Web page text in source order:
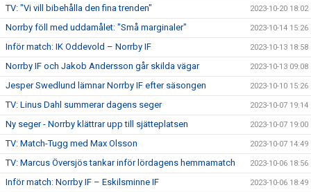
TV: "Vi vill bibehålla den fina trenden" 2023-10-20 18:02
Norrby föll med uddamålet: "Små marginaler" 2023-10-14 15:26
Inför match: IK Oddevold – Norrby IF 2023-10-13 18:58
Norrby IF och Jakob Andersson går skilda vägar 2023-10-13 09:08
Jesper Swedlund lämnar Norrby IF efter säsongen 2023-10-10 15:26
TV: Linus Dahl summerar dagens seger 2023-10-07 19:14
Ny seger - Norrby klättrar upp till sjätteplatsen 2023-10-07 19:00
TV: Match-Tugg med Max Olsson 2023-10-07 14:49
TV: Marcus Översjös tankar inför lördagens hemmamatch 2023-10-06 18:56
Inför match: Norrby IF – Eskilsminne IF 2023-10-06 18:49